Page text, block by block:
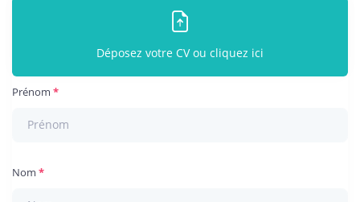
Déposez votre CV ou cliquez ici
Prénom
Nom